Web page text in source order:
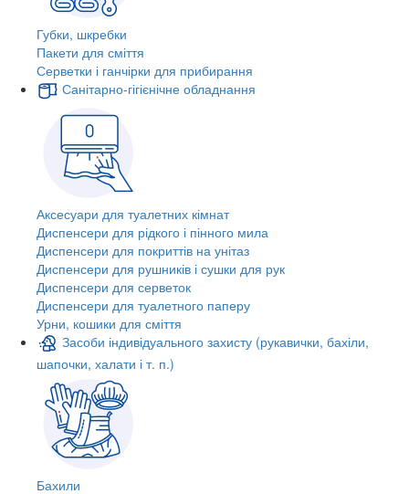
Губки, шкребки
Пакети для сміття
Серветки і ганчірки для прибирання
Санітарно-гігієнічне обладнання
Аксесуари для туалетних кімнат
Диспенсери для рідкого і пінного мила
Диспенсери для покриттів на унітаз
Диспенсери для рушників і сушки для рук
Диспенсери для серветок
Диспенсери для туалетного паперу
Урни, кошики для сміття
Засоби індивідуального захисту (рукавички, бахіли,
шапочки, халати і т. п.)
Бахили